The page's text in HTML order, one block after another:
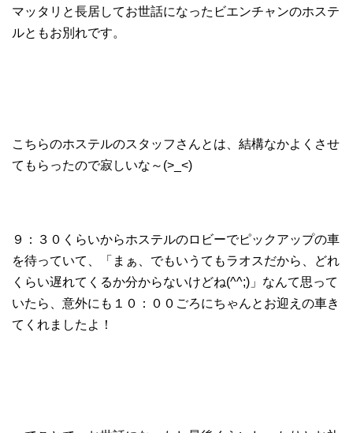
マッタリと長居してお世話になったビエンチャンのホステ
ルともお別れです。
こちらのホステルのスタッフさんとは、結構なかよくさせ
てもらったので寂しいな～(>_<)
９：３０くらいからホステルのロビーでピックアップの車
を待っていて、「まぁ、でもいうてもラオスだから、どれ
くらい遅れてくるか分からないけどね(^^;)」なんて思って
いたら、意外にも１０：００ごろにちゃんとお迎えの車き
てくれましたよ！